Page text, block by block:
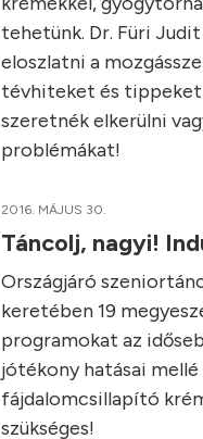
tehetünk. Dr. Füri
eloszlatni a
tévhiteket és tippeket
szeretnék elkerülni
problémákat!
2016. MÁJUS 30.
Táncolj, nagyi!
Országjáró
keretében 19
programokat az
jótékony hatásai
fájdalomcsillapító
szükséges!